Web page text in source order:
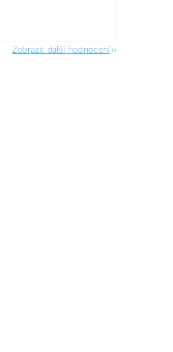
Zobrazit další hodnocení